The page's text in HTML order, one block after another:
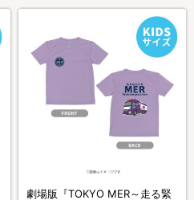
劇場版『TOKYO MER～走る緊